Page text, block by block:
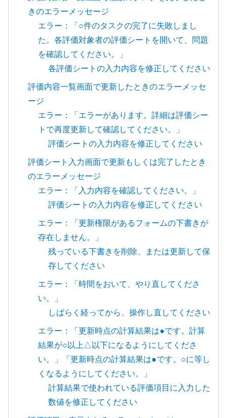
きのエラーメッセージ
エラー：「○件のタスクの完了に失敗しまし
た。各評価対象者の評価シートを開いて、問題
を確認してください。」
各評価シートの入力内容を修正してください
評価内容一覧画面で更新したときのエラーメッセ
ージ
エラー：「エラーがあります。詳細は評価シー
トで再度更新して確認してください。」
評価シートの入力内容を修正してください
評価シート入力画面で更新もしくは完了したとき
のエラーメッセージ
エラー：「入力内容を確認してください。」
評価シートの入力内容を修正してください
エラー：「更新権限があるフォームの下書きが
存在しません。」
残っている下書きを削除、または更新して保
存してください
エラー：「時間をおいて、やり直してくださ
い。」
しばらく経ってから、操作し直してください
エラー：「更新時点の計算結果は●です。計算
結果が○以上△以下になるようにしてくださ
い。」「更新時点の計算結果は●です。○に等し
くなるようにしてください。」
計算結果で使われている評価項目に入力した
数値を修正してください